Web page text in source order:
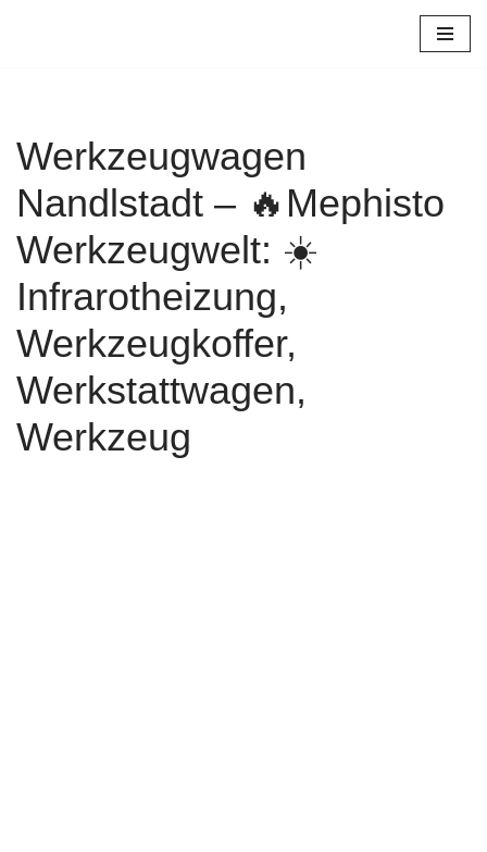
Werkzeugwagen
Nandlstadt – 🔥Mephisto
Werkzeugwelt: ☀️
Infrarotheizung,
Werkzeugkoffer,
Werkstattwagen,
Werkzeug